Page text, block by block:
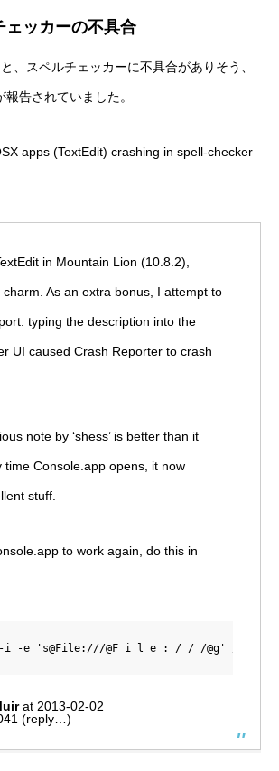
ェッカーの不具合
、スペルチェッカーに不具合がありそう、
告されていました。
apps (TextEdit) crashing in spell-checker
in Mountain Lion (10.8.2),
As an extra bonus, I attempt to
typing the description into the
UI caused Crash Reporter to crash
note by ‘shess’ is better than it
time Console.app opens, it now
stuff.
to work again, do this in
-i -e 's@File:///@F i l e : / / /@g' /var/
at 2013-02-02
(reply… )